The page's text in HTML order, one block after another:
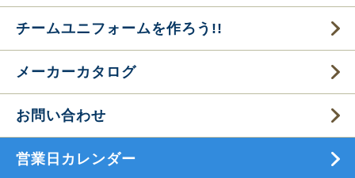
チームユニフォームを作ろう!!
メーカーカタログ
お問い合わせ
営業日カレンダー